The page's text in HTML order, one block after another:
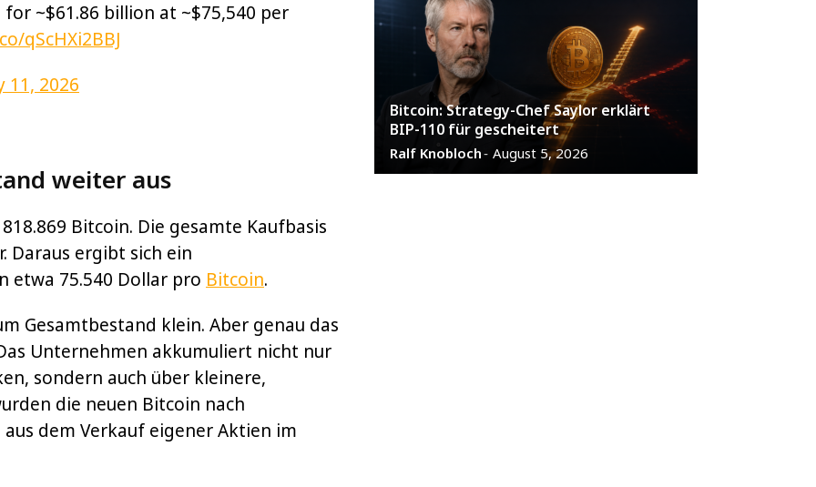
~$61.86 billion at ~$75,540 per
qScHXi2BBJ
11, 2026
weiter aus
Bitcoin. Die gesamte Kaufbasis
Daraus ergibt sich ein
etwa 75.540 Dollar pro Bitcoin.
Gesamtbestand klein. Aber genau das
Unternehmen akkumuliert nicht nur
sondern auch über kleinere,
die neuen Bitcoin nach
dem Verkauf eigener Aktien im
Bitcoin: Strategy-Chef Saylor erklärt
BIP-110 für gescheitert
Ralf Knobloch- August 5, 2026